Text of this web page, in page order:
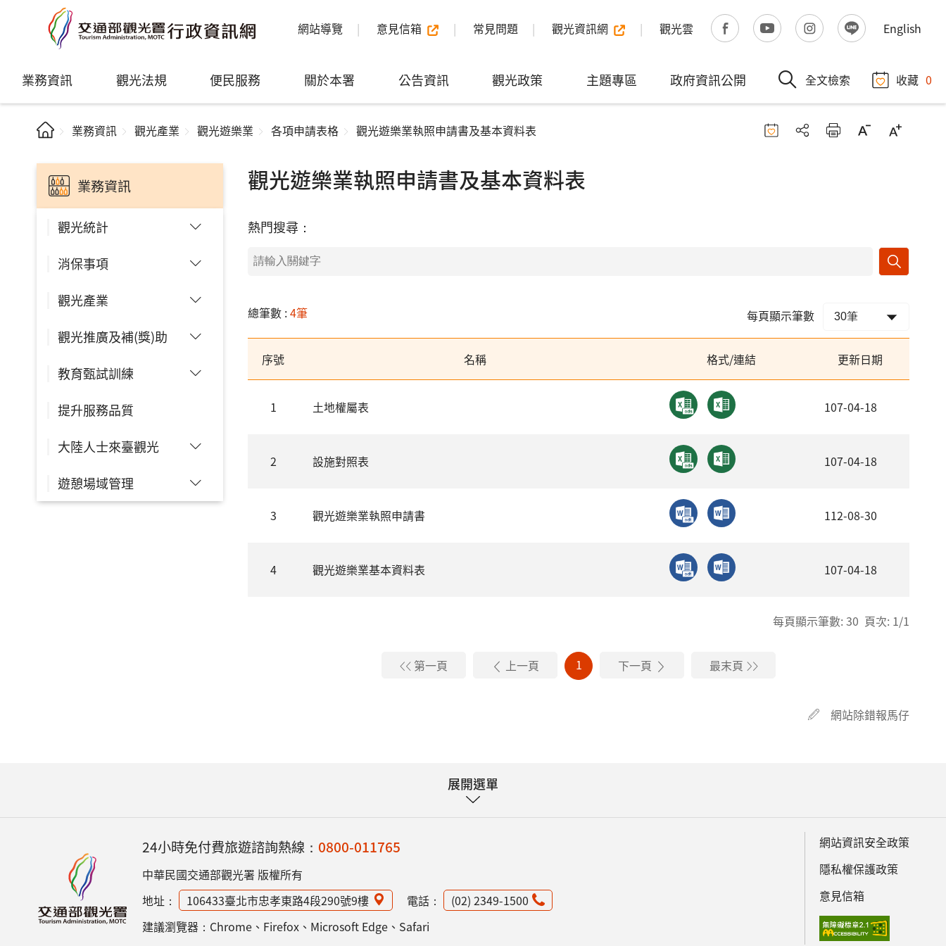
網站導覽 意見信箱 常見問題 觀光資訊網 觀光雲 English
業務資訊 觀光法規 便民服務 關於本署 公告資訊 觀光政策 主題專區 政府資訊公開 全文檢索 收藏 0
業務資訊 觀光產業 觀光遊樂業 各項申請表格 觀光遊樂業執照申請書及基本資料表
業務資訊
觀光統計
消保事項
觀光產業
觀光推廣及補(獎)助
教育甄試訓練
提升服務品質
大陸人士來臺觀光
遊憩場域管理
觀光遊樂業執照申請書及基本資料表
熱門搜尋：
總筆數 :4筆 每頁顯示筆數
序號 名稱 格式/連結 更新日期
1 土地權屬表 107-04-18
2 設施對照表 107-04-18
3 觀光遊樂業執照申請書 112-08-30
4 觀光遊樂業基本資料表 107-04-18
每頁顯示筆數: 30 頁次: 1/1
第一頁 上一頁 1 下一頁 最末頁
網站除錯報馬仔
展開選單
24小時免付費旅遊諮詢熱線： 0800-011765
中華民國交通部觀光署 版權所有
地址：
106433臺北市忠孝東路4段290號9樓 電話：
(02) 2349-1500
建議瀏覽器：Chrome、Firefox、Microsoft Edge、Safari
網站資訊安全政策
隱私權保護政策
意見信箱